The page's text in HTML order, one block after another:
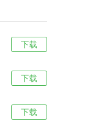
下载
下载
下载